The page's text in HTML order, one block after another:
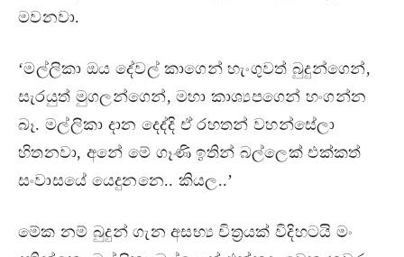
මවනවා.
‘මල්ලිකා ඔය දේවල් කාගෙන් හැංගුවත් බුදුන්ගෙන්,
සැරයුත් මුගලන්ගෙන්, මහා කාශ්‍යපගෙන් හංගන්න
බෑ. මල්ලිකා දාන දෙද්දි ඒ රහතන් වහන්සේලා
හිතනවා, අනේ මේ ගෑණි ඉතින් බල්ලෙක් එක්කත්
සංවාසයේ යෙදුනනෙ.. කියල..’
මේක නම් බුදුන් ගැන අසභ්‍ය චිත්‍රයක් විදිහටයි මං